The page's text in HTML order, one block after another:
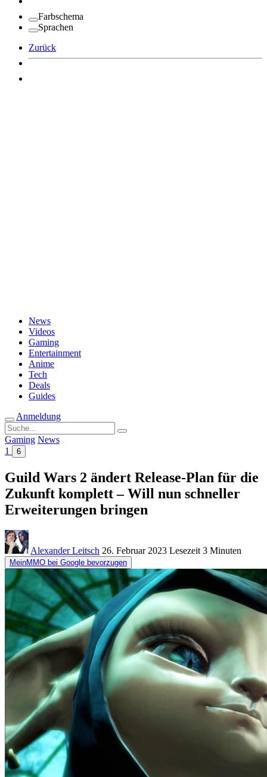
Farbschema
Sprachen
Zurück
News
Videos
Gaming
Entertainment
Anime
Tech
Deals
Guides
Anmeldung
Suche
nach:
Gaming News
1
6
Guild Wars 2 ändert Release-Plan für die
Zukunft komplett – Will nun schneller
Erweiterungen bringen
Alexander Leitsch 26. Februar 2023 Lesezeit 3 Minuten
MeinMMO bei Google bevorzugen